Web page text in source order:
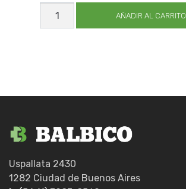
CALIB
DIGITAL
EXPER
AÑADIR AL CARRITO
Uspallata 2430
1282 Ciudad de Buenos Aires